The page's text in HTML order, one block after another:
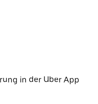
in der Uber App